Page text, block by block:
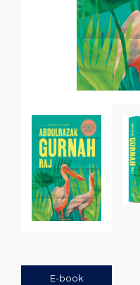
E-book